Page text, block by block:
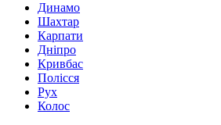
Динамо
Шахтар
Карпати
Дніпро
Кривбас
Полісся
Рух
Колос